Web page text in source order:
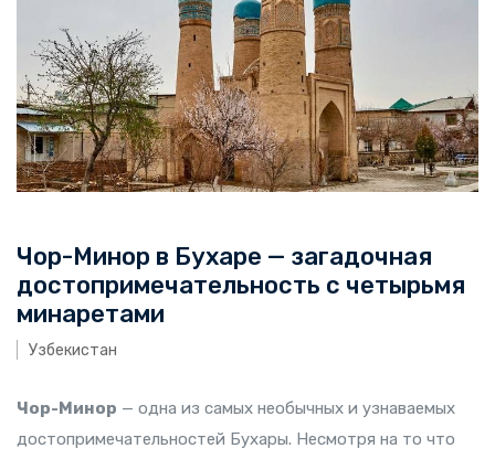
Чор-Минор в Бухаре — загадочная
достопримечательность с четырьмя
минаретами
Узбекистан
Чор-Минор — одна из самых необычных и узнаваемых
достопримечательностей Бухары. Несмотря на то что